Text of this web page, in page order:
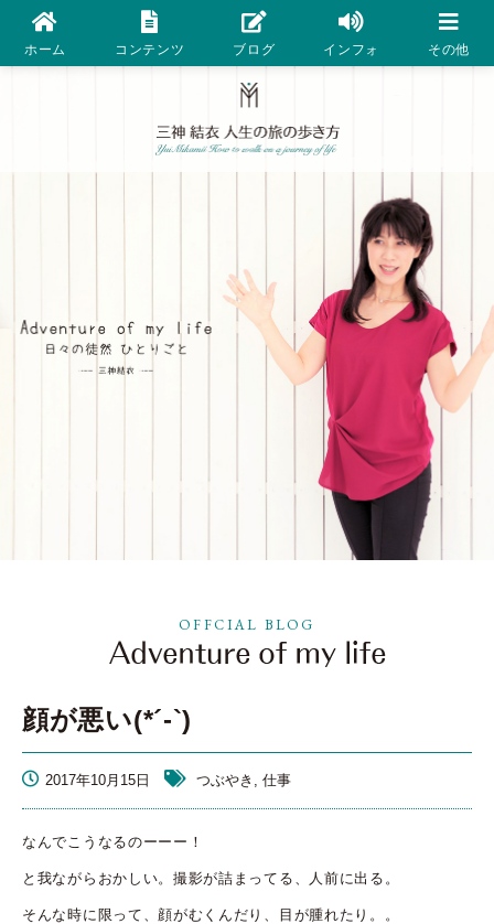
ホーム コンテンツ ブログ インフォ その他
OFFCIAL BLOG
顔が悪い(*´-`)
2017年10月15日 つぶやき, 仕事
なんでこうなるのーーー！
と我ながらおかしい。撮影が詰まってる、人前に出る。
そんな時に限って、顔がむくんだり、目が腫れたり。。